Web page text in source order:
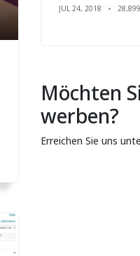
JUL 24, 2018
Möchten
werben?
Erreichen Sie uns